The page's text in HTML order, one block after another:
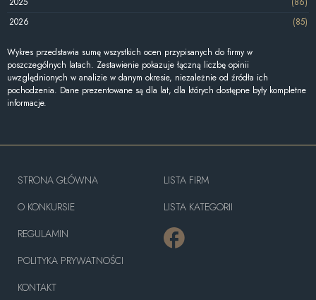
2026
(85)
Wykres przedstawia sumę wszystkich ocen przypisanych do firmy w
poszczególnych latach. Zestawienie pokazuje łączną liczbę opinii
uwzględnionych w analizie w danym okresie, niezależnie od źródła ich
pochodzenia. Dane prezentowane są dla lat, dla których dostępne były kompletne
informacje.
STRONA GŁÓWNA
O KONKURSIE
REGULAMIN
POLITYKA PRYWATNOŚCI
KONTAKT
LISTA FIRM
LISTA KATEGORII